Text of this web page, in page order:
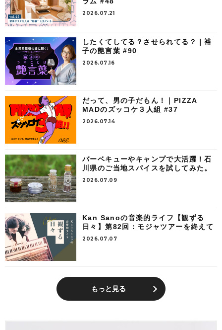
2026.07.21
したくてしてる？させられてる？｜裕
子の艶言葉 #90
2026.07.16
だって、男の子だもん！｜PIZZA
MADのズッコケ３人組 #37
2026.07.14
バーベキューやキャンプで大活躍！石
川県のご当地スパイスを試してみた。
2026.07.09
Kan Sanoの音楽的ライフ【観ずる
日々】第82回：モジャツアーを終えて
2026.07.07
もっと見る